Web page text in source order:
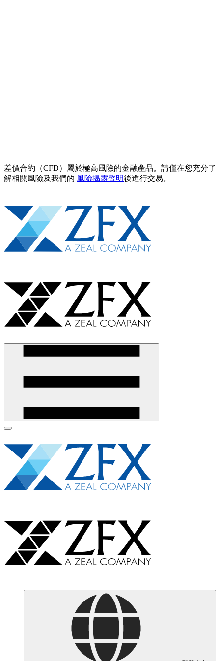
差價合約（CFD）屬於極高風險的金融產品。請僅在您充分了
解相關風險及我們的 風險揭露聲明後進行交易。